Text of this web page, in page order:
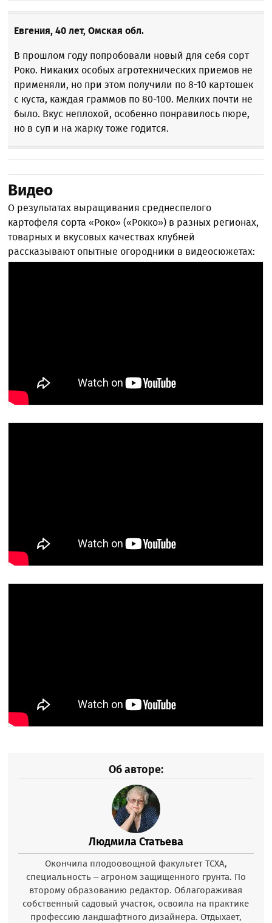
Евгения, 40 лет, Омская обл.
В прошлом году попробовали новый для себя сорт
Роко. Никаких особых агротехнических приемов не
применяли, но при этом получили по 8-10 картошек
с куста, каждая граммов по 80-100. Мелких почти не
было. Вкус неплохой, особенно понравилось пюре,
но в суп и на жарку тоже годится.
Видео
О результатах выращивания среднеспелого
картофеля сорта «Роко» («Рокко») в разных регионах,
товарных и вкусовых качествах клубней
рассказывают опытные огородники в видеосюжетах:
Об авторе:
Людмила Статьева
Окончила плодоовощной факультет ТСХА,
специальность – агроном защищенного грунта. По
второму образованию редактор. Облагораживая
собственный садовый участок, освоила на практике
профессию ландшафтного дизайнера. Отдыхает,